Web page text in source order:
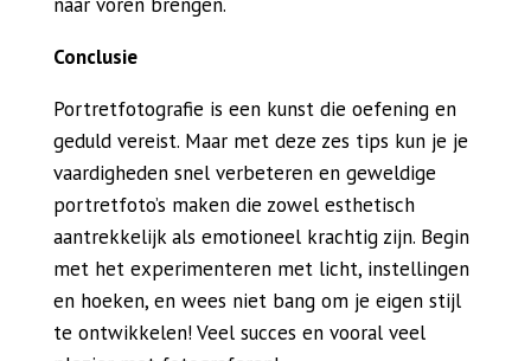
Conclusie
Portretfotografie is een kunst die oefening en
geduld vereist. Maar met deze zes tips kun je je
vaardigheden snel verbeteren en geweldige
portretfoto’s maken die zowel esthetisch
aantrekkelijk als emotioneel krachtig zijn. Begin
met het experimenteren met licht, instellingen
en hoeken, en wees niet bang om je eigen stijl
te ontwikkelen! Veel succes en vooral veel